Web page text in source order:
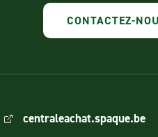
CONTACTEZ-
centraleachat.spaque.be